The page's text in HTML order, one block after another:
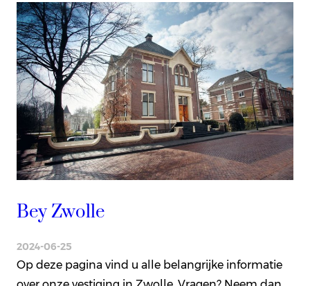
Bey Zwolle
2024-06-25
Op deze pagina vind u alle belangrijke informatie